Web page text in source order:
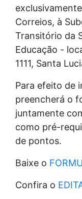
Correios, à
Transitório da
Educação -
1111, Santa
Para efeito de
preencherá o
juntamente
como pré-
de pontos.
Baixe o
Confira o